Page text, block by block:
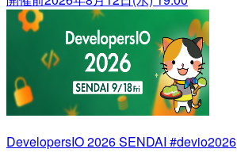
DevelopersIO 2026 SENDAI #devio2026